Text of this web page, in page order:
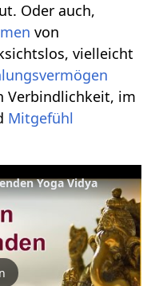
Oder auch,
von
vielleicht
Verbindlichkeit, im
Mitgefühl
Yoga Vidya